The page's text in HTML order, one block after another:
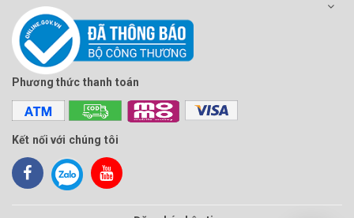
Phương thức thanh toán
Kết nối với chúng tôi